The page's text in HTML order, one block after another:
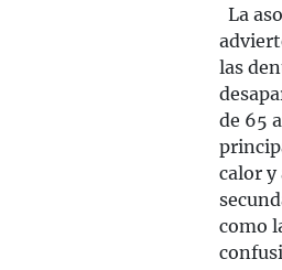
La
las
de 65
calor y
como